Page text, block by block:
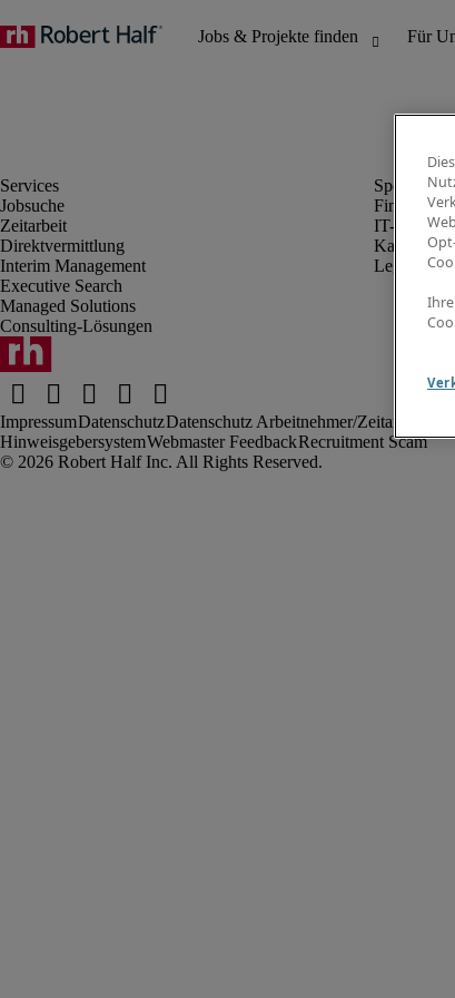
Jobsuche
Zeitarbeit
Direktvermittlung
Interim Management
Executive Search
Managed Solutions
Consulting-Lösungen
Finanz- &
IT-Bereich
Legal
ImpressumDatenschutzDatenschutz Arbeitnehmer/
HinweisgebersystemWebmaster FeedbackRecruitment Scam